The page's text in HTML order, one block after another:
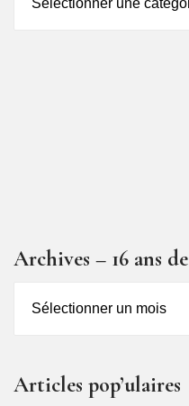
des
Archives – 16 ans
de
Articles pop’ulaires